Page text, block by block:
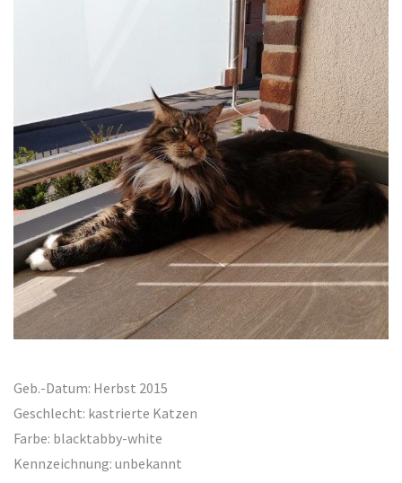
Geb.-Datum: Herbst 2015
Geschlecht: kastrierte Katzen
Farbe: blacktabby-white
Kennzeichnung: unbekannt